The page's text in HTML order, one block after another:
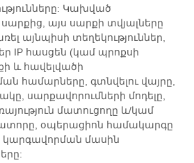
Կախված
այս սարքի տվյալները
այնպիսի տեղեկություններ,
IP հասցեն (կամ պրոքսի
և հավելվածի
համարները, գտնվելու վայրը,
սարքավորումների մոդելը,
մատուցողը և/կամ
օպերացիոն համակարգը
մասին